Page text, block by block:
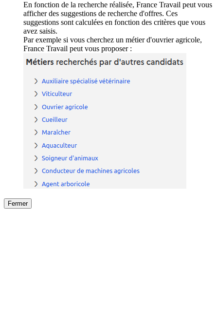
En fonction de la recherche réalisée, France Travail peut vous
afficher des suggestions de recherche d'offres. Ces
suggestions sont calculées en fonction des critères que vous
avez saisis.
Par exemple si vous cherchez un métier d'ouvrier agricole,
France Travail peut vous proposer :
Fermer